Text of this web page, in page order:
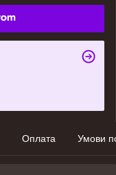
Оплата Умови